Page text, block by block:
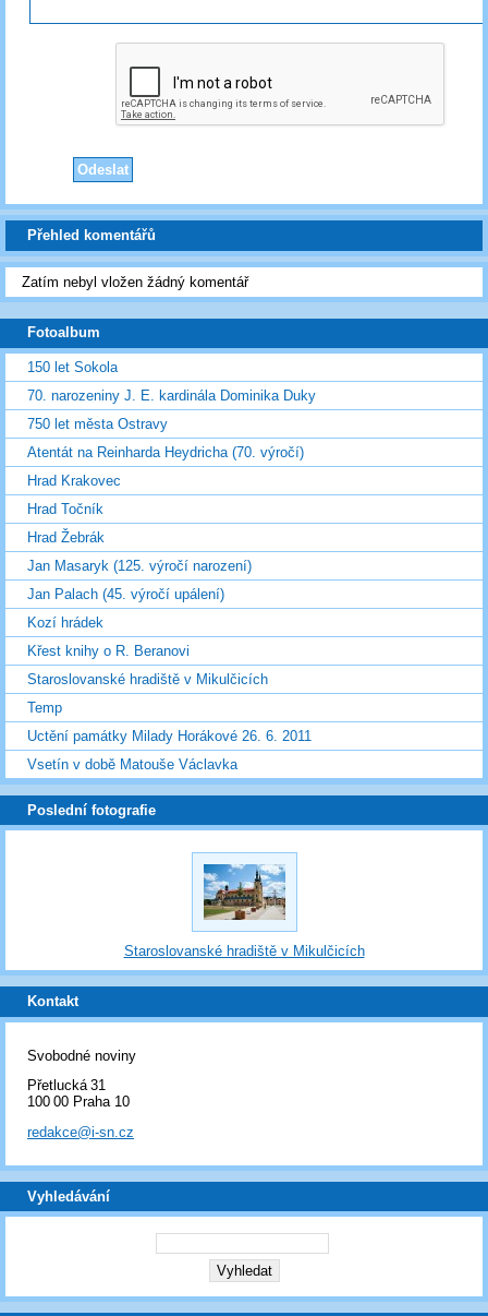
Přehled komentářů
Zatím nebyl vložen žádný komentář
Fotoalbum
150 let Sokola
70. narozeniny J. E. kardinála Dominika Duky
750 let města Ostravy
Atentát na Reinharda Heydricha (70. výročí)
Hrad Krakovec
Hrad Točník
Hrad Žebrák
Jan Masaryk (125. výročí narození)
Jan Palach (45. výročí upálení)
Kozí hrádek
Křest knihy o R. Beranovi
Staroslovanské hradiště v Mikulčicích
Temp
Uctění památky Milady Horákové 26. 6. 2011
Vsetín v době Matouše Václavka
Poslední fotografie
Staroslovanské hradiště v Mikulčicích
Kontakt
Svobodné noviny
Přetlucká 31
100 00 Praha 10
redakce@i-sn.cz
Vyhledávání